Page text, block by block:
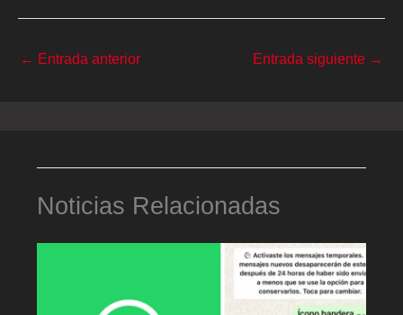
← Entrada anterior Entrada siguiente →
Noticias Relacionadas